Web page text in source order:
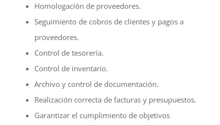
Homologación de proveedores.
Seguimiento de cobros de clientes y pagos a
proveedores.
Control de tesorería.
Control de inventario.
Archivo y control de documentación.
Realización correcta de facturas y presupuestos.
Garantizar el cumplimiento de objetivos